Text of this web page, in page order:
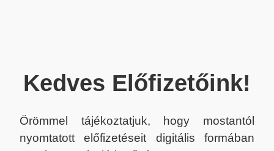
Kedves Előfizetőink!
Örömmel tájékoztatjuk, hogy mostantól
nyomtatott előfizetéseit digitális formában